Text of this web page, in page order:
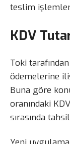
teslim
KDV
Toki
ödemelerine
Buna göre
oranındaki
sırasında